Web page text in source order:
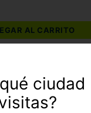
AL CARRITO
ciudad